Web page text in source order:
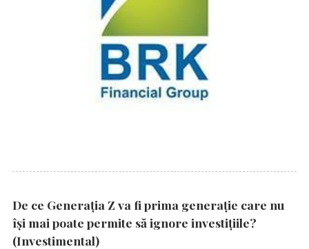
De ce Generația Z va fi prima generație care nu
își mai poate permite să ignore investițiile?
(Investimental)